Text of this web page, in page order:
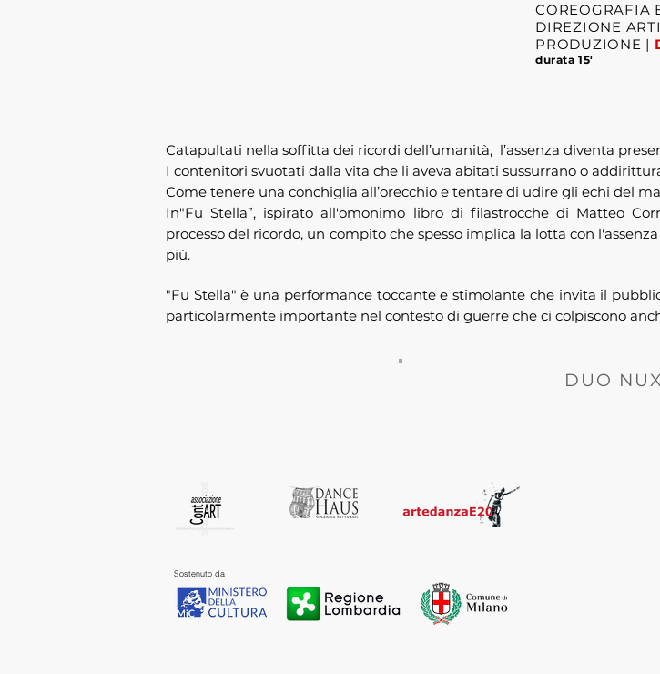
COREOGRAFIA
DIREZIONE
PRODUZIONE |
durata 15'
Catapultati nella soffitta dei ricordi dell’umanità, l’assenza diventa
I contenitori svuotati dalla vita che li aveva abitati sussurrano o
Come tenere una conchiglia all’orecchio e tentare di udire gli echi del
In"Fu Stella”, ispirato all'omonimo libro di filastrocche di Matteo
processo del ricordo, un compito che spesso implica la lotta con
più.
"Fu Stella" è una performance toccante e stimolante che invita il
particolarmente importante nel contesto di guerre che ci colpiscono
DUO NUX
Sostenuto da